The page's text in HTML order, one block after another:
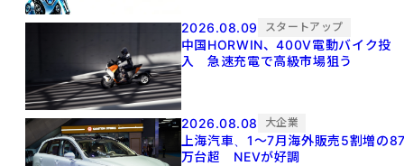
2026.08.09 スタートアップ
中国HORWIN、400V電動バイク投
入 急速充電で高級市場狙う
2026.08.08 大企業
上海汽車、1～7月海外販売5割増の
万台超 NEVが好調